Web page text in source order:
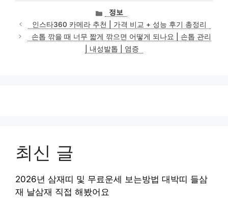
카
테
고
리
정보
인스타360 카메라 추천 | 가격 비교 + 성능 후기 총정리
손톱 깎을 때 너무 짧게 깎으면 어떻게 되나요 | 손톱 관리
| 내성발톱 | 염증
최신 글
2026년 삼재띠 및 무료운세 보는방법 대박띠 들삼
재 날삼재 직접 해봤어요